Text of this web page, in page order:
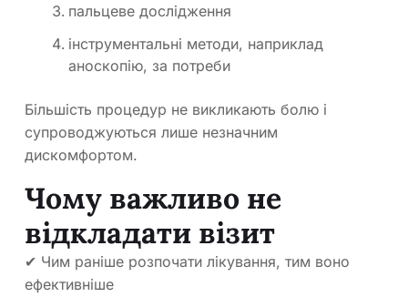
пальцеве дослідження
інструментальні методи, наприклад
аноскопію, за потреби
Більшість процедур не викликають болю і
супроводжуються лише незначним
дискомфортом.
Чому важливо не
відкладати візит
✔ Чим раніше розпочати лікування, тим воно
ефективніше